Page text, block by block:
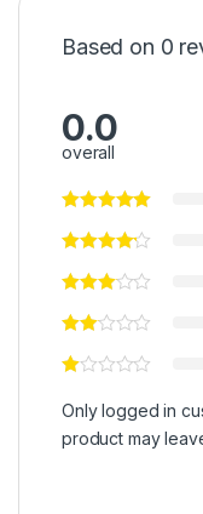
Based on 0
0.0
overall
Only logged in
product may